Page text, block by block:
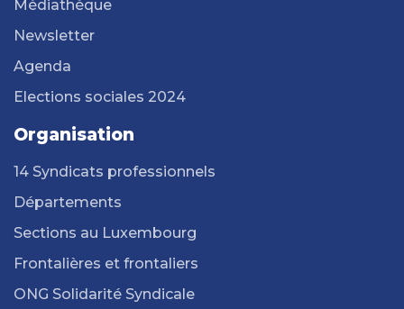
Médiathèque
Newsletter
Agenda
Elections sociales 2024
Organisation
14 Syndicats professionnels
Départements
Sections au Luxembourg
Frontalières et frontaliers
ONG Solidarité Syndicale